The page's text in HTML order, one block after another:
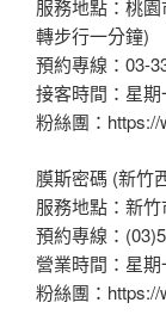
服務地點：桃
轉步行一分鐘)
預約專線：03-
接客時間：星
粉絲團：
膜斯密碼 (新竹
服務地點：新
預約專線：
營業時間：星
粉絲團：